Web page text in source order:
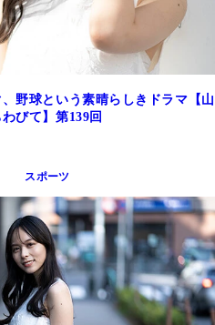
野球という素晴らしきドラマ【山
びて】第139回
スポーツ